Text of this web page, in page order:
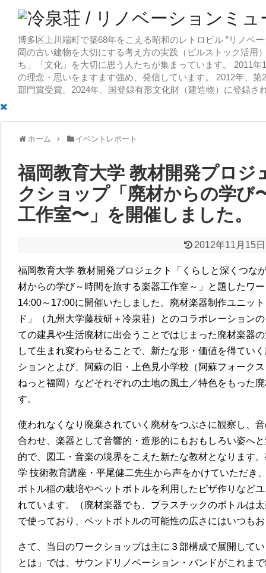
博多区上川端町で築68年をこえる昭和のレトロビル ”リノベ
岡の古い建物を大切にする考え方の実践（ビルストック活用
ち」「文化」を大切に思う人たちが集まっています。 2011
の理念・思いをますます強め、発信しています。 2012年、
部門賞受賞。2024年、国登録有形文化財（建造物）に登録さ
ホーム イベントレポート
福岡教育大学 教材開発プロジ
クショップ「廃材からの学び
工作室〜」を開催しました。
2012年11月15日
福岡教育大学 教材開発プロジェクト「くらしと深くつな
材からの学び～時間を旅する楽器工作室～」と題したワ
14:00～17:00に開催いたしました。廃材楽器制作ユニッ
ド」（九州大学藤枝研＋冷泉荘）とのコラボレーション
ての建具や生活廃材に出会うことではじまった廃材楽器
して生まれ変わらせることで、新たな形・価値を得てい
ションとよび、阿蘇の旧・上色見小学校（阿蘇フォーク
ねっと福岡）などそれぞれの土地の風土／特色をもった
す。
使われなくなり廃棄されていく廃材をつぶさに観察し、
合わせ、楽器として音響的・造形的にもおもしろい姿へ
的で、図工・音楽の境界をこえた新たな教材となります
学 技術教育講座・平尾健二先生から声をかけていただき
ボトル稲の栽培やペットボトルを利用したピザ作りなど
れています。（廃材楽器でも、プラスチックのボトルは
で使っており、ペットボトルの可能性の広さにはいつも
さて、当日のワークショップは主に３部構成で展開して
とは」では、サウンドリノベーション・バンドがこれま